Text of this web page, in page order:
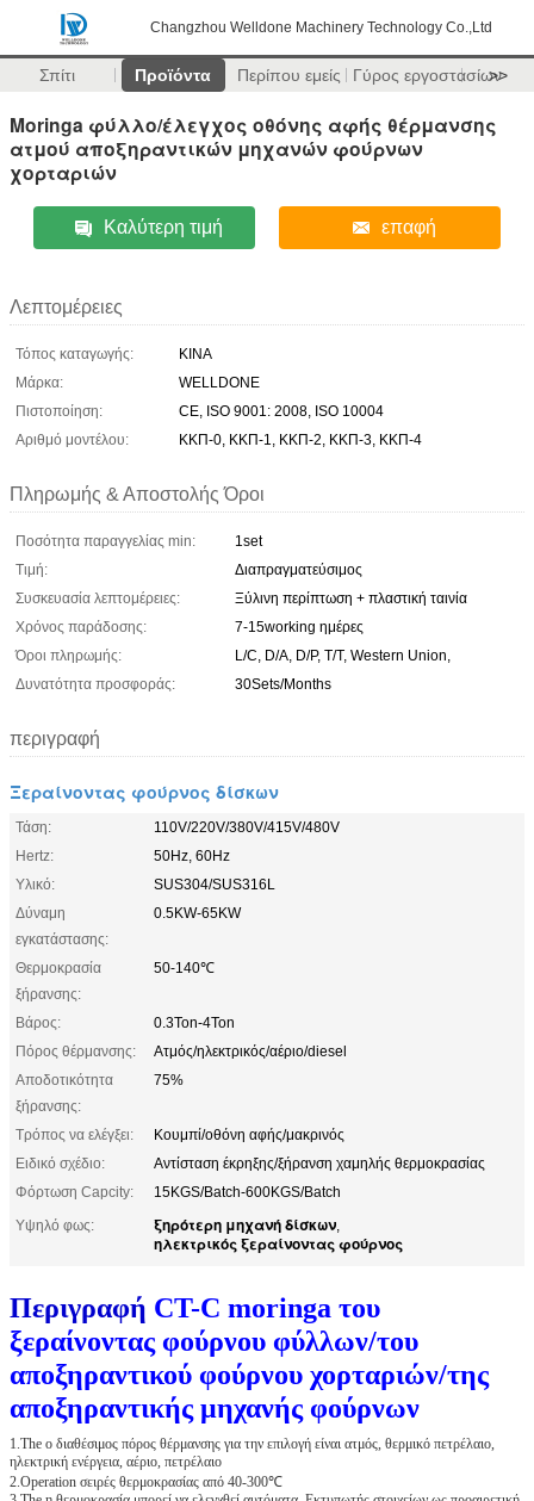
Changzhou Welldone Machinery Technology Co.,Ltd
Σπίτι Προϊόντα Περίπου εμείς Γύρος εργοστασίων
>>
Moringa φύλλο/έλεγχος οθόνης αφής θέρμανσης
ατμού αποξηραντικών μηχανών φούρνων
χορταριών
Καλύτερη τιμή επαφή
Λεπτομέρειες
Τόπος καταγωγής:
ΚΙΝΑ
Μάρκα:
WELLDONE
Πιστοποίηση:
CE, ISO 9001: 2008, ISO 10004
Αριθμό μοντέλου:
ΚΚΠ-0, ΚΚΠ-1, ΚΚΠ-2, ΚΚΠ-3, ΚΚΠ-4
Πληρωμής & Αποστολής Όροι
Ποσότητα παραγγελίας min:
1set
Τιμή:
Διαπραγματεύσιμος
Συσκευασία λεπτομέρειες:
Ξύλινη περίπτωση + πλαστική ταινία
Χρόνος παράδοσης:
7-15working ημέρες
Όροι πληρωμής:
L/C, D/A, D/P, T/T, Western Union,
Δυνατότητα προσφοράς:
30Sets/Months
περιγραφή
Ξεραίνοντας φούρνος δίσκων
Τάση:
110V/220V/380V/415V/480V
Hertz:
50Hz, 60Hz
Υλικό:
SUS304/SUS316L
Δύναμη
εγκατάστασης:
0.5KW-65KW
Θερμοκρασία
ξήρανσης:
50-140℃
Βάρος:
0.3Ton-4Ton
Πόρος θέρμανσης:
Ατμός/ηλεκτρικός/αέριο/diesel
Αποδοτικότητα
ξήρανσης:
75%
Τρόπος να ελέγξει:
Κουμπί/οθόνη αφής/μακρινός
Ειδικό σχέδιο:
Αντίσταση έκρηξης/ξήρανση χαμηλής θερμοκρασίας
Φόρτωση Capcity:
15KGS/Batch-600KGS/Batch
Υψηλό φως:
ξηρότερη μηχανή δίσκων,
ηλεκτρικός ξεραίνοντας φούρνος
Περιγραφή CT-C moringa του
ξεραίνοντας φούρνου φύλλων/του
αποξηραντικού φούρνου χορταριών/της
αποξηραντικής μηχανής φούρνων
1.The ο διαθέσιμος πόρος θέρμανσης για την επιλογή είναι ατμός, θερμικό πετρέλαιο,
ηλεκτρική ενέργεια, αέριο, πετρέλαιο
2.Operation σειρές θερμοκρασίας από 40-300℃